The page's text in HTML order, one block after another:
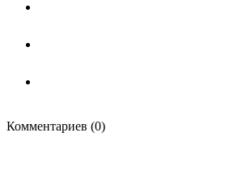
Комментариев (0)